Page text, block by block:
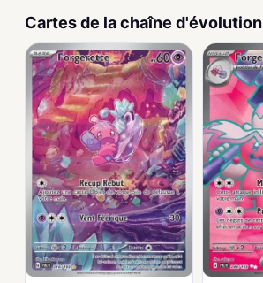
Cartes de la chaîne d'évolution